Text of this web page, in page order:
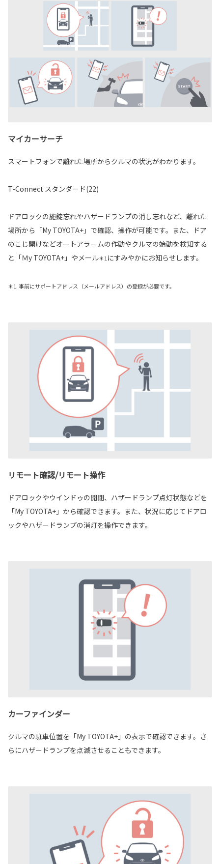
マイカーサーチ
スマートフォンで離れた場所からクルマの状況がわかります。
T-Connect スタンダード(22)
ドアロックの施錠忘れやハザードランプの消し忘れなど、離れた
場所から「My TOYOTA+」で確認、操作が可能です。また、ドア
のこじ開けなどオートアラームの作動やクルマの始動を検知する
と「Ｍy TOYOTA+」やメール＊1 にすみやかにお知らせします。
＊1. 事前にサポートアドレス（メールアドレス）の登録が必要です。
リモート確認/リモート操作
ドアロックやウインドゥの開閉、ハザードランプ点灯状態などを
「My TOYOTA+」から確認できます。また、状況に応じてドアロ
ックやハザードランプの消灯を操作できます。
カーファインダー
クルマの駐車位置を「My TOYOTA+」の表示で確認できます。さ
らにハザードランプを点滅させることもできます。